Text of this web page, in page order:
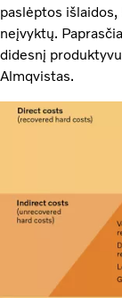
paslėptos
neįvyktų.
didesnį
Almqvistas.